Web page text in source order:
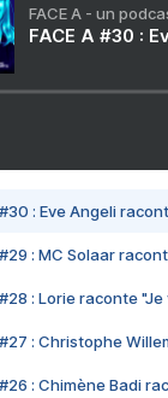
FACE A - un
FACE A #30 :
#30 : Eve Angeli
#29 : MC Solaar
#28 : Lorie raconte
#27 : Christophe
#26 : Chimène Badi